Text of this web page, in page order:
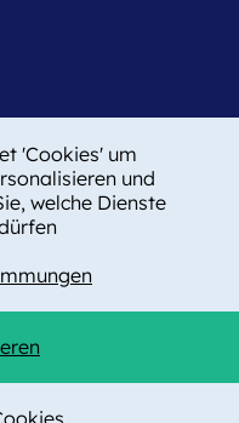
'Cookies' um
und
welche Dienste